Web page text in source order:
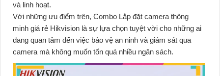
và linh hoạt.
Với những ưu điểm trên, Combo Lắp đặt camera thông
minh giá rẻ Hikvision là sự lựa chọn tuyệt vời cho những ai
đang quan tâm đến việc bảo vệ an ninh và giám sát qua
camera mà không muốn tốn quá nhiều ngân sách.